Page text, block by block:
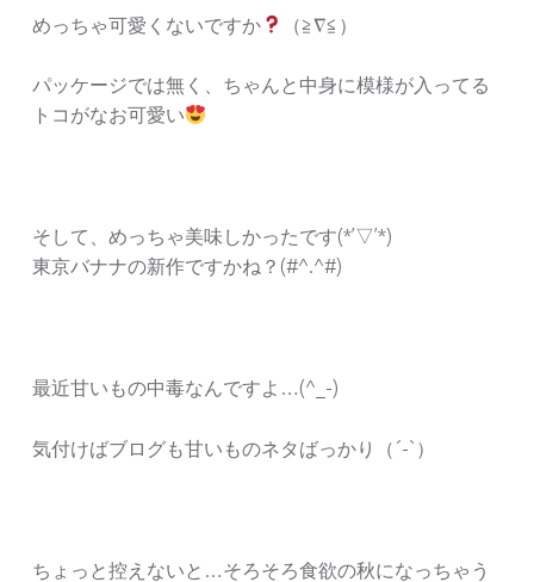
めっちゃ可愛くないですか （≧∇≦）
パッケージでは無く、ちゃんと中身に模様が入ってる
トコがなお可愛い
そして、めっちゃ美味しかったです(*’▽’*)
東京バナナの新作ですかね？(#^.^#)
最近甘いもの中毒なんですよ…(^_-)
気付けばブログも甘いものネタばっかり（´-`）
ちょっと控えないと…そろそろ食欲の秋になっちゃう